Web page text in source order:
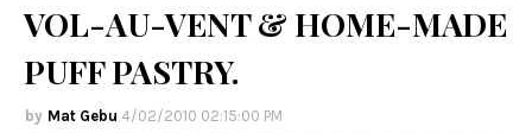
VOL-AU-VENT & HOME-MADE
PUFF PASTRY.
Mat Gebu 4/02/2010 02:15:00 PM